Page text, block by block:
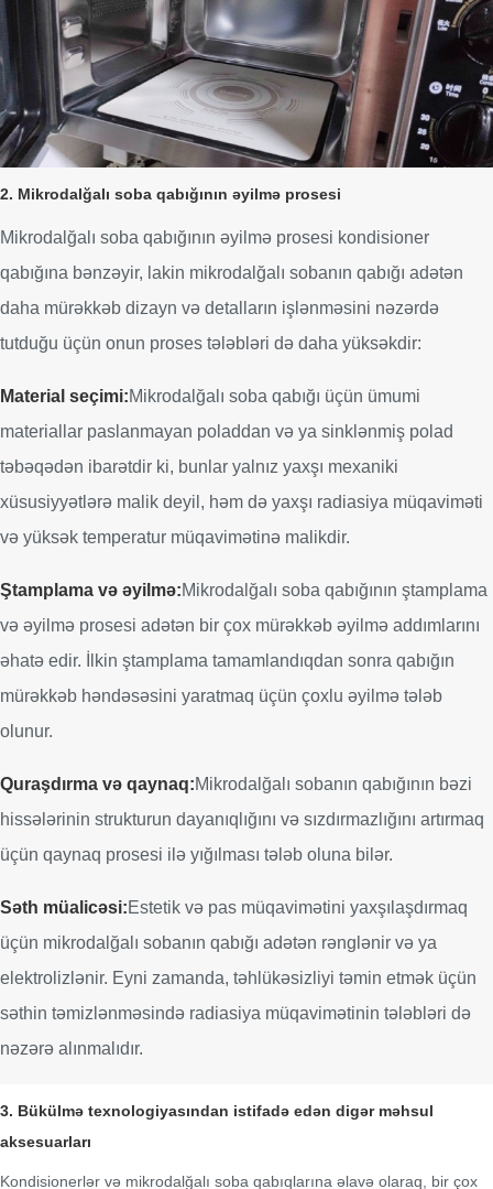
2. Mikrodalğalı soba qabığının əyilmə prosesi
Mikrodalğalı soba qabığının əyilmə prosesi kondisioner
qabığına bənzəyir, lakin mikrodalğalı sobanın qabığı adətən
daha mürəkkəb dizayn və detalların işlənməsini nəzərdə
tutduğu üçün onun proses tələbləri də daha yüksəkdir:
Material seçimi:Mikrodalğalı soba qabığı üçün ümumi
materiallar paslanmayan poladdan və ya sinklənmiş polad
təbəqədən ibarətdir ki, bunlar yalnız yaxşı mexaniki
xüsusiyyətlərə malik deyil, həm də yaxşı radiasiya müqaviməti
və yüksək temperatur müqavimətinə malikdir.
Ştamplama və əyilmə:Mikrodalğalı soba qabığının ştamplama
və əyilmə prosesi adətən bir çox mürəkkəb əyilmə addımlarını
əhatə edir. İlkin ştamplama tamamlandıqdan sonra qabığın
mürəkkəb həndəsəsini yaratmaq üçün çoxlu əyilmə tələb
olunur.
Quraşdırma və qaynaq:Mikrodalğalı sobanın qabığının bəzi
hissələrinin strukturun dayanıqlığını və sızdırmazlığını artırmaq
üçün qaynaq prosesi ilə yığılması tələb oluna bilər.
Səth müalicəsi:Estetik və pas müqavimətini yaxşılaşdırmaq
üçün mikrodalğalı sobanın qabığı adətən rənglənir və ya
elektrolizlənir. Eyni zamanda, təhlükəsizliyi təmin etmək üçün
səthin təmizlənməsində radiasiya müqavimətinin tələbləri də
nəzərə alınmalıdır.
3. Bükülmə texnologiyasından istifadə edən digər məhsul
aksesuarları
Kondisionerlər və mikrodalğalı soba qabıqlarına əlavə olaraq, bir çox